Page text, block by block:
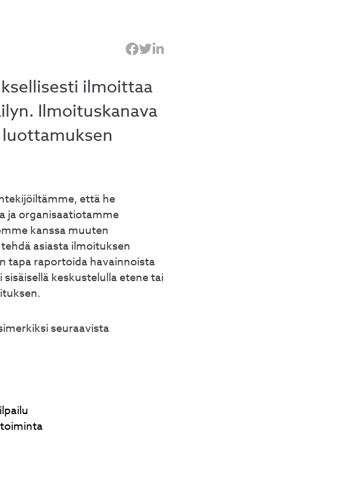
ilmoittaa
Ilmoituskanava
että he
ja organisaatiotamme
kanssa muuten
asiasta ilmoituksen
tapa raportoida havainnoista
keskustelulla etene tai
seuraavista